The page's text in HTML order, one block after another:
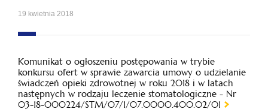
19 kwietnia 2018
Komunikat o ogłoszeniu postępowania w trybie
konkursu ofert w sprawie zawarcia umowy o udzielanie
świadczeń opieki zdrowotnej w roku 2018 i w latach
następnych w rodzaju leczenie stomatologiczne - Nr
03-18-000224/STM/07/1/07.0000.400.02/01